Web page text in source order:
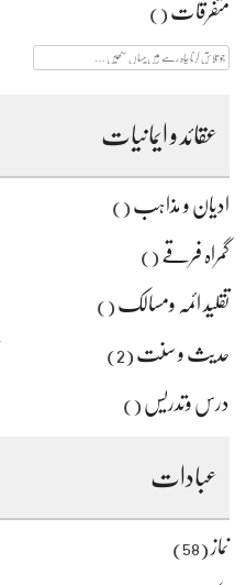
متفرقات ()
تلاش
عقائد و ایمانیات
ادیان و مذاہب ()
گمراہ فرقے ()
تقلید ائمہ ومسالک ()
حدیث و سنت (2)
درس وتدریس ()
عبادات
نماز (58)